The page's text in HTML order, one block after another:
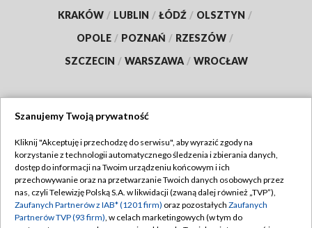
KRAKÓW / LUBLIN / ŁÓDŹ / OLSZTYN /
OPOLE / POZNAŃ / RZESZÓW /
SZCZECIN / WARSZAWA / WROCŁAW
TVP
Abonament TVP
Emisja w TVP
Centrum informacji TVP
Regulamin TVP
Polityka prywatności
Szanujemy Twoją prywatność
Kliknij "Akceptuję i przechodzę do serwisu", aby wyrazić zgody na
korzystanie z technologii automatycznego śledzenia i zbierania danych,
dostęp do informacji na Twoim urządzeniu końcowym i ich
przechowywanie oraz na przetwarzanie Twoich danych osobowych przez
nas, czyli Telewizję Polską S.A. w likwidacji (zwaną dalej również „TVP”),
Zaufanych Partnerów z IAB* (1201 firm) oraz pozostałych Zaufanych
Partnerów TVP (93 firm), w celach marketingowych (w tym do